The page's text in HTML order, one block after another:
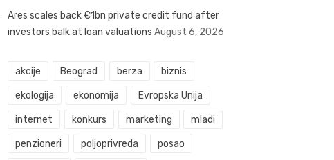
Ares scales back €1bn private credit fund after
investors balk at loan valuations August 6, 2026
akcije Beograd berza biznis
ekologija ekonomija Evropska Unija
internet konkurs marketing mladi
penzioneri poljoprivreda posao